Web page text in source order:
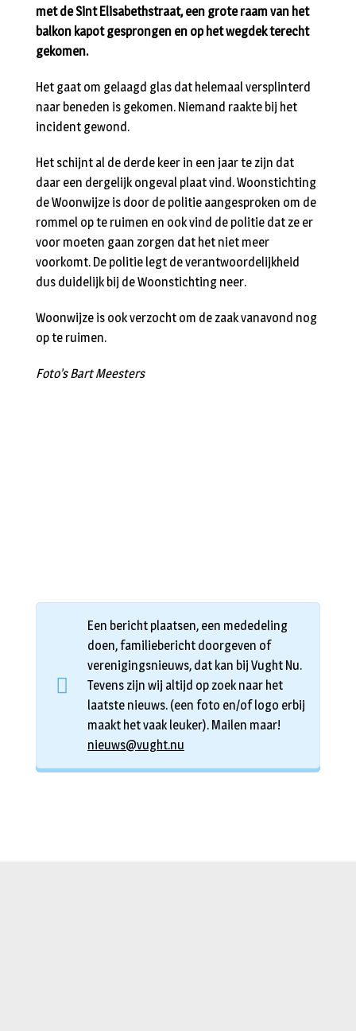
met de Sint Elisabethstraat, een grote raam van het
balkon kapot gesprongen en op het wegdek terecht
gekomen.
Het gaat om gelaagd glas dat helemaal versplinterd
naar beneden is gekomen. Niemand raakte bij het
incident gewond.
Het schijnt al de derde keer in een jaar te zijn dat
daar een dergelijk ongeval plaat vind. Woonstichting
de Woonwijze is door de politie aangesproken om de
rommel op te ruimen en ook vind de politie dat ze er
voor moeten gaan zorgen dat het niet meer
voorkomt. De politie legt de verantwoordelijkheid
dus duidelijk bij de Woonstichting neer.
Woonwijze is ook verzocht om de zaak vanavond nog
op te ruimen.
Foto’s Bart Meesters
Een bericht plaatsen, een mededeling
doen, familiebericht doorgeven of
verenigingsnieuws, dat kan bij Vught Nu.
Tevens zijn wij altijd op zoek naar het
laatste nieuws. (een foto en/of logo erbij
maakt het vaak leuker). Mailen maar!
nieuws@vught.nu